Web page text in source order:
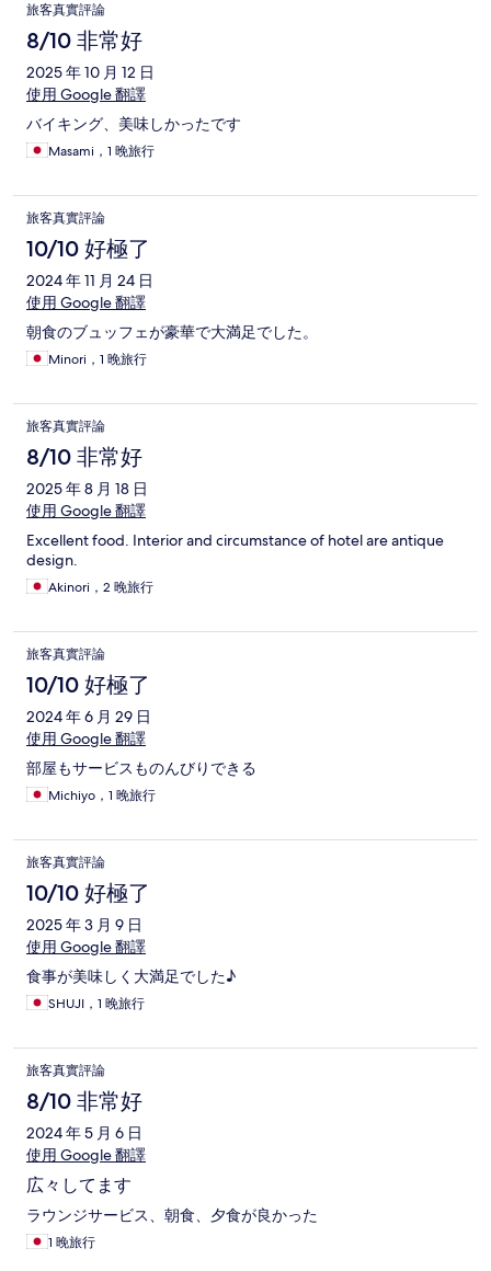
旅客真實評論
8/10 非常好
2025 年 10 月 12 日
使用 Google 翻譯
バイキング、美味しかったです
Masami，1 晚旅行
旅客真實評論
10/10 好極了
2024 年 11 月 24 日
使用 Google 翻譯
朝食のブュッフェが豪華で大満足でした。
Minori，1 晚旅行
旅客真實評論
8/10 非常好
2025 年 8 月 18 日
使用 Google 翻譯
Excellent food. Interior and circumstance of hotel are antique
design.
Akinori，2 晚旅行
旅客真實評論
10/10 好極了
2024 年 6 月 29 日
使用 Google 翻譯
部屋もサービスものんびりできる
Michiyo，1 晚旅行
旅客真實評論
10/10 好極了
2025 年 3 月 9 日
使用 Google 翻譯
食事が美味しく大満足でした♪
SHUJI，1 晚旅行
旅客真實評論
8/10 非常好
2024 年 5 月 6 日
使用 Google 翻譯
広々してます
ラウンジサービス、朝食、夕食が良かった
1 晚旅行